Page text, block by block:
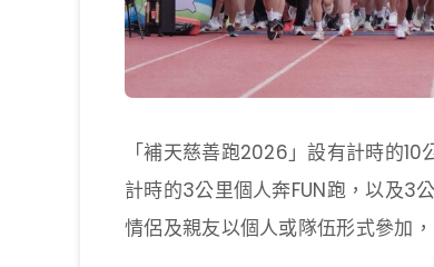
「補天慈善跑2026」設有計時的
計時的3公里個人奔FUN跑，以及3
情侶及親友以個人或隊伍形式參加